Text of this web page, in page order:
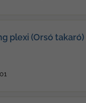
plexi (Orsó takaró)